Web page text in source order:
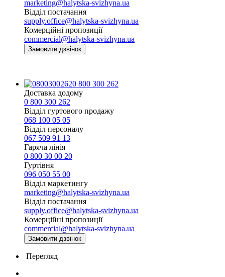
marketing@halytska-svizhyna.ua
Відділ постачання
supply.office@halytska-svizhyna.ua
Комерційні пропозиції
commercial@halytska-svizhyna.ua
Замовити дзвінок
0 800 300 262
Доставка додому
0 800 300 262
Відділ гуртового продажу
068 100 05 05​
Відділ персоналу
067 509 91 13
Гаряча лінія
0 800 30 00 20
Гуртівня
096 050 55 00
Відділ маркетингу
marketing@halytska-svizhyna.ua
Відділ постачання
supply.office@halytska-svizhyna.ua
Комерційні пропозиції
commercial@halytska-svizhyna.ua
Замовити дзвінок
Перегляд